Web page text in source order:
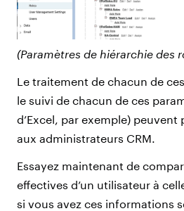
(Paramètres de hiérarchie des
Le traitement de chacun de
le suivi de chacun de ces
d’Excel, par exemple) peuvent
aux administrateurs CRM.
Essayez maintenant de
effectives d’un utilisateur à
si vous avez ces informations